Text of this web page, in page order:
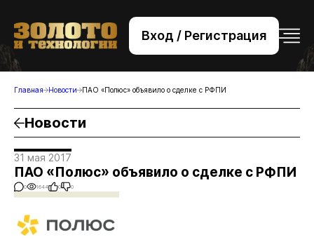
Вход / Регистрация
+7 (495) 221-76-32
bsv@zolteh.ru
Главная Новости ПАО «Полюс» объявило о сделке с РФПИ
Новости
31 мая 2017
ПАО «Полюс» объявило о сделке с РФПИ
0 1644 0 0